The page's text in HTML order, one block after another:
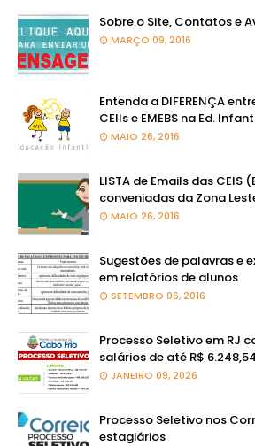
Sobre o Site, Contatos e
MARÇO 09, 2016
Entenda a DIFERENÇA
CEIIs e EMEBS na Ed.
MAIO 26, 2016
LISTA de Emails das CEIS
conveniadas da Zona
MAIO 26, 2016
Sugestões de palavras e
em relatórios de alunos
SETEMBRO 06, 2016
Processo Seletivo em RJ
salários de até R$ 6.248,54
JANEIRO 09, 2026
Processo Seletivo nos
estagiários